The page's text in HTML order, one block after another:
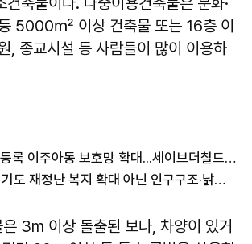
5000㎡ 이상 건축물 또는 16층 이
, 종교시설 등 사람들이 많이 이용하
경기도, 출생 미등록 이주아동 보호망 확대...세이브더칠드런 등 4곳과 협약
추미애 지사 "경기도 재정난 복지 확대 아닌 인구구조·낡은 세수체계 문제"
3m 이상 돌출된 보나, 차양이 있거